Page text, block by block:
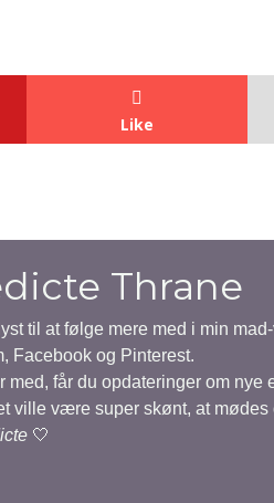
Like
Thrane
til at følge mere med i min
Facebook og Pinterest.
med, får du opdateringer om nye
ville være super skønt, at mødes
🤍